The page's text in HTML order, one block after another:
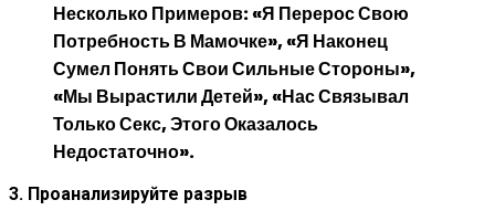
Несколько Примеров: «Я Перерос Свою
Потребность В Мамочке», «Я Наконец
Сумел Понять Свои Сильные Стороны»,
«Мы Вырастили Детей», «Нас Связывал
Только Секс, Этого Оказалось
Недостаточно».
3. Проанализируйте разрыв